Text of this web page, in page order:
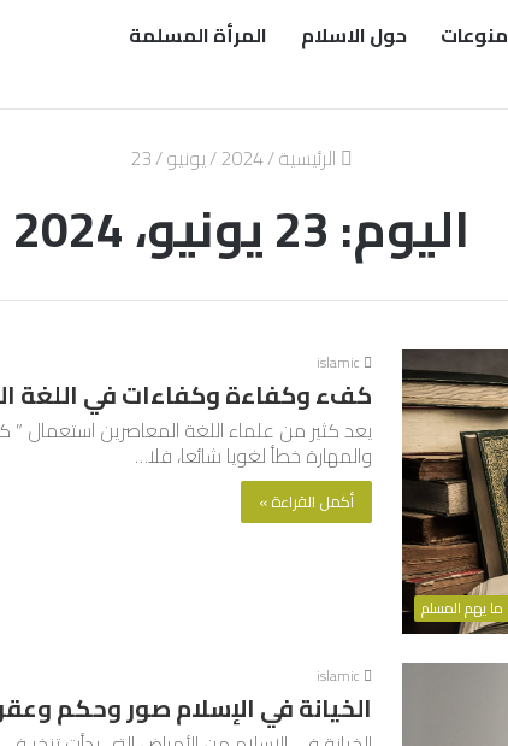
منوعات حول الاسلام المرأة المسلمة
الرئيسية/
2024
/يونيو/
23
اليوم:23 يونيو، 2024
ما يهم المسلم
islamic
كفء وكفاءة وكفاءات في اللغة
يعد كثير من علماء اللغة المعاصرين استعمال
والمهارة خطأ لغويا شائعا، فلا…
أكمل القراءة »
islamic
الخيانة في الإسلام صور وحكم